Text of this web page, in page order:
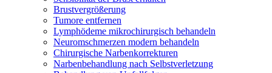
Brustvergrößerung
Tumore entfernen
Lymphödeme mikrochirurgisch behandeln
Neuromschmerzen modern behandeln
Chirurgische Narbenkorrekturen
Narbenbehandlung nach Selbstverletzung